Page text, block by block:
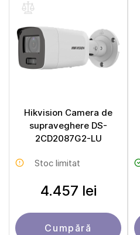
Hikvision Camera de
supraveghere DS-
2CD2087G2-LU
Stoc limitat
4.457 lei
Cumpără